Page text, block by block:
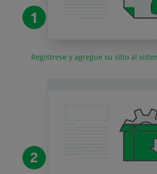
1
Regístrese y agregue su sitio al
2